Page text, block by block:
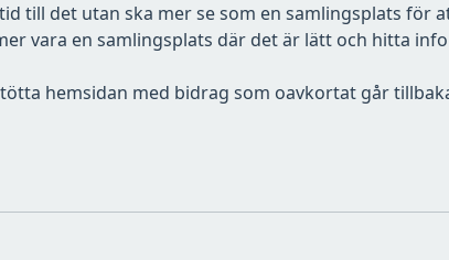
till det utan ska mer se som en samlingsplats
vara en samlingsplats där det är lätt och hitta
hemsidan med bidrag som oavkortat går